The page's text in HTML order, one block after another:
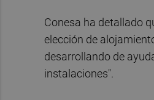
Conesa ha detallado
elección de
desarrollando de
instalaciones".